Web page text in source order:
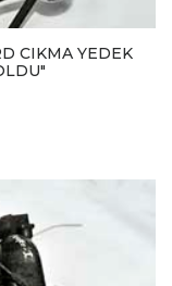
CIKMA YEDEK